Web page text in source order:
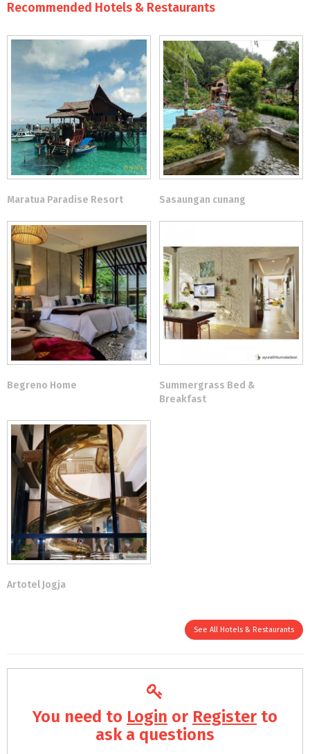
Recommended Hotels & Restaurants
Maratua Paradise Resort Sasaungan cunang
Begreno Home
Summergrass Bed &
Breakfast
Artotel Jogja
See All Hotels & Restaurants
You need to Login or Register to
ask a questions